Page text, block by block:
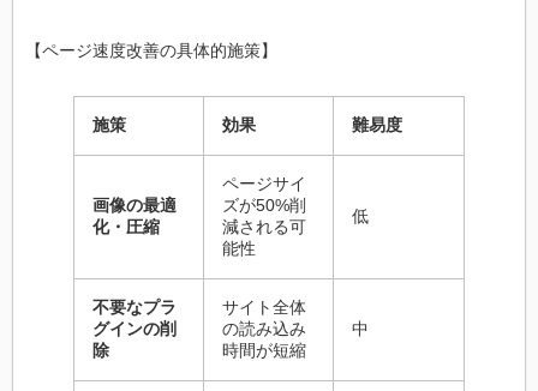
【ページ速度改善の具体的施策】
施策 効果 難易度
画像の最適
化・圧縮
ページサイ
ズが50%削
減される可
能性
低
不要なプラ
グインの削
除
サイト全体
の読み込み
時間が短縮
中